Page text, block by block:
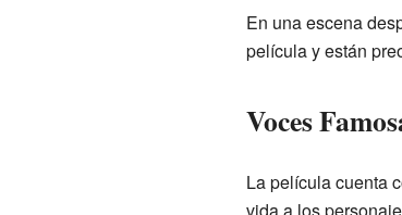
En una escena
película y están
Voces
La película cuenta